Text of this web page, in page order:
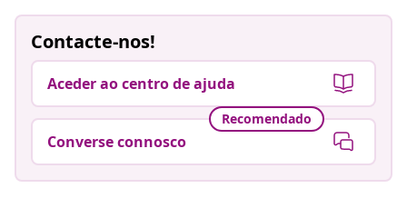
Contacte-nos!
Aceder ao centro de ajuda
Recomendado
Converse connosco